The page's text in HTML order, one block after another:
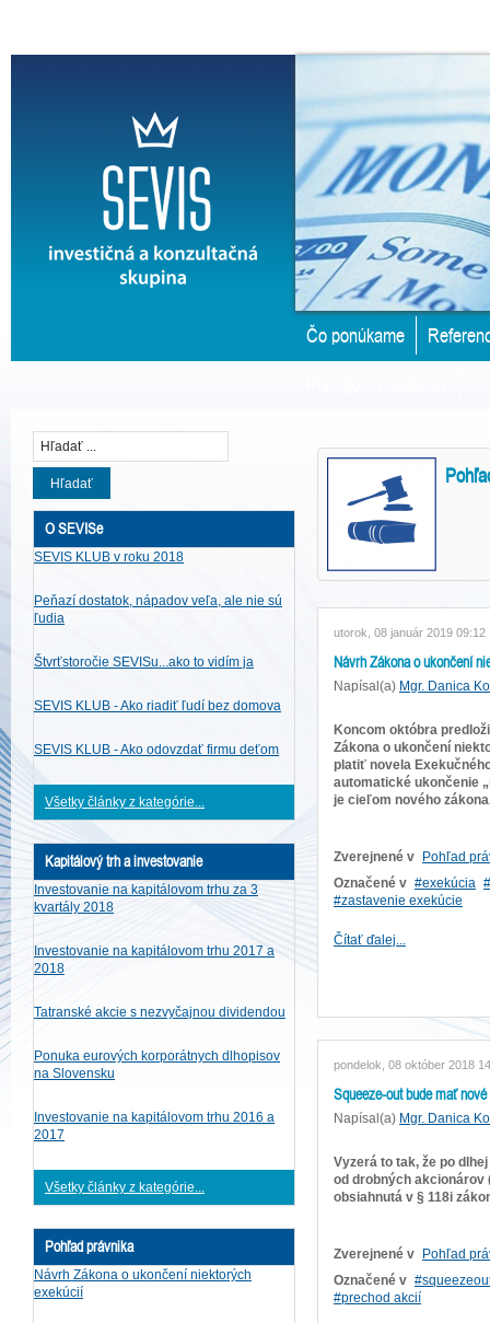
Čo ponúkame
Hľadať
O SEVISe
SEVIS KLUB v roku 2018
Peňazí dostatok, nápadov veľa, ale nie sú
ľudia
Štvrťstoročie SEVISu...ako to vidím ja
SEVIS KLUB - Ako riadiť ľudí bez domova
SEVIS KLUB - Ako odovzdať firmu deťom
Všetky články z kategórie...
Kapitálový trh a investovanie
Investovanie na kapitálovom trhu za 3
kvartály 2018
Investovanie na kapitálovom trhu 2017 a
2018
Tatranské akcie s nezvyčajnou dividendou
Ponuka eurových korporátnych dlhopisov
na Slovensku
Investovanie na kapitálovom trhu 2016 a
2017
Všetky články z kategórie...
Pohľad právnika
Návrh Zákona o ukončení niektorých
exekúcií
utorok, 08 január 2019 09:12
Návrh Zákona o ukončení
Napísal(a) Mgr. Danica
Koncom októbra
Zákona o ukončení
platiť novela
automatické ukončenie
je cieľom nového
Zverejnené v
Pohľad
Označené v
exekúcia
zastavenie exekúcie
Čítať ďalej...
pondelok, 08 október 2018
Squeeze-out bude mať
Napísal(a) Mgr. Danica
Vyzerá to tak, že po
od drobných akcionárov
obsiahnutá v § 118i
Zverejnené v
Pohľad
Označené v
prechod akcií